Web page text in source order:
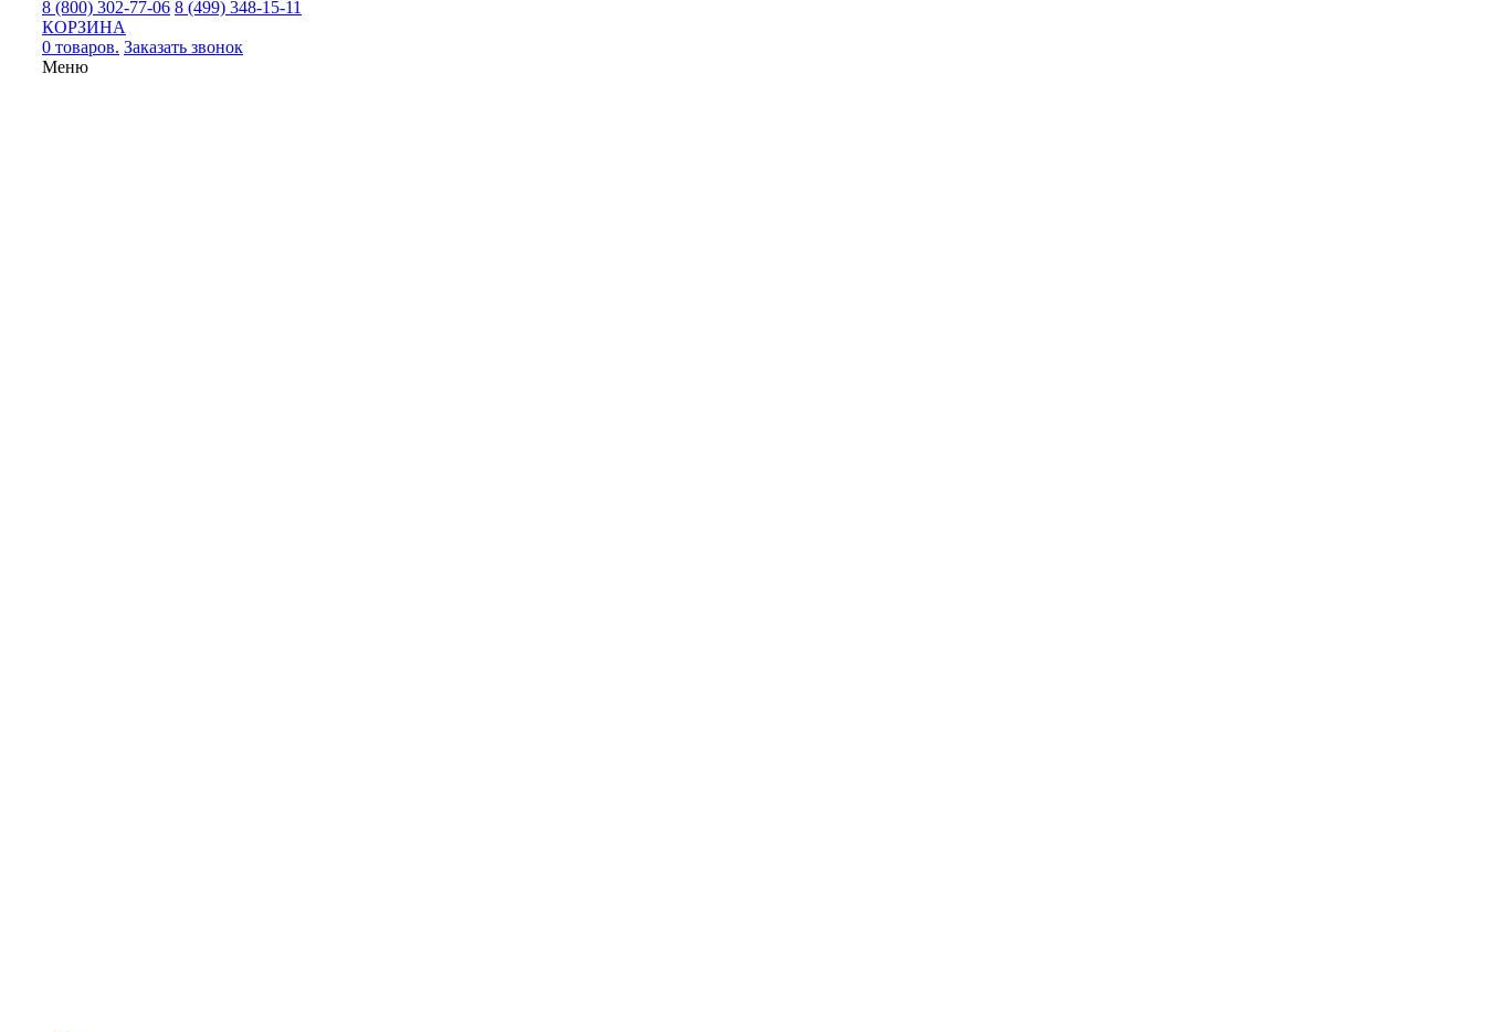
8 (800) 302-77-06 8 (499) 348-15-11
КОРЗИНА
0 товаров. Заказать звонок
Меню